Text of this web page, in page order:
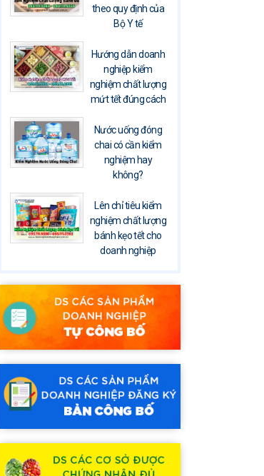
theo quy định của
Bộ Y tế
Hướng dẫn doanh
nghiệp kiểm
nghiệm chất lượng
mứt tết đúng cách
Nước uống đóng
chai có cần kiểm
nghiệm hay
không?
Lên chỉ tiêu kiểm
nghiệm chất lượng
bánh kẹo tết cho
doanh nghiệp